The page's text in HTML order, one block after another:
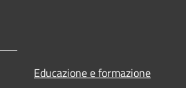
Educazione e formazione